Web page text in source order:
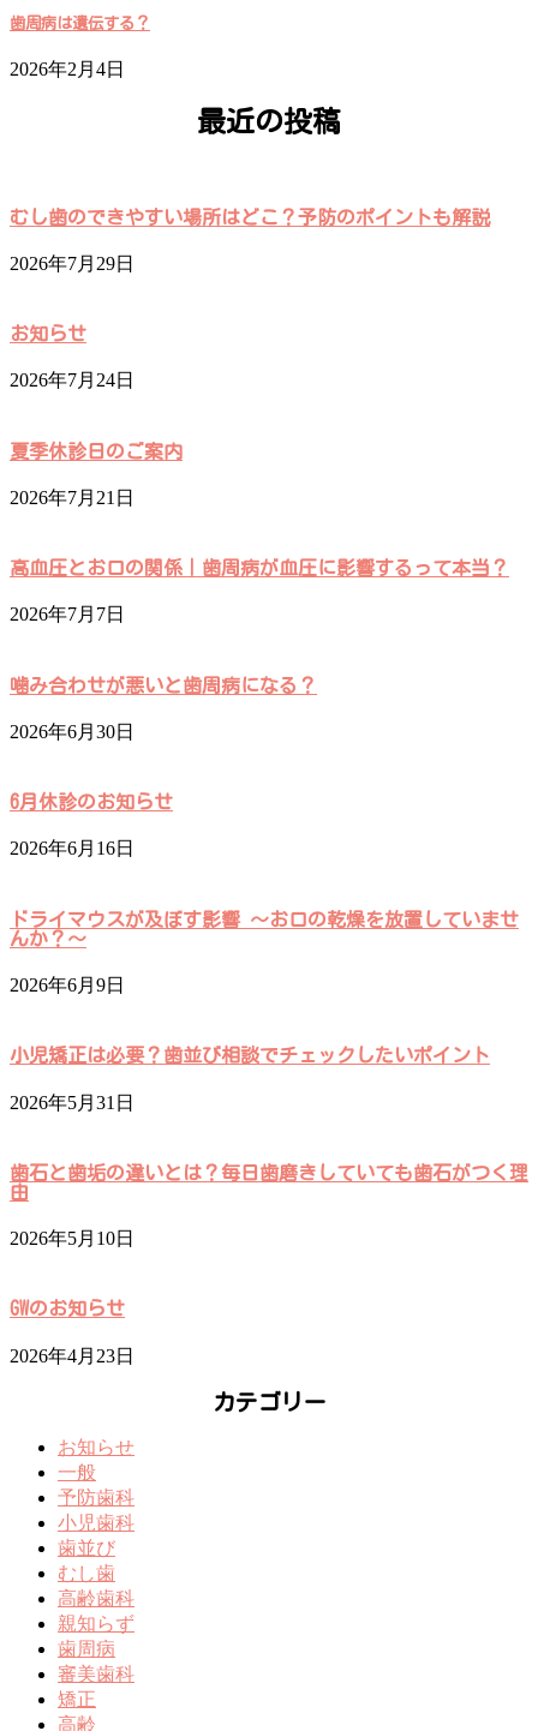
歯周病は遺伝する？
2026年2月4日
最近の投稿
むし歯のできやすい場所はどこ？予防のポイントも解説
2026年7月29日
お知らせ
2026年7月24日
夏季休診日のご案内
2026年7月21日
高血圧とお口の関係｜歯周病が血圧に影響するって本当？
2026年7月7日
噛み合わせが悪いと歯周病になる？
2026年6月30日
6月休診のお知らせ
2026年6月16日
ドライマウスが及ぼす影響 ～お口の乾燥を放置していませ
んか？～
2026年6月9日
小児矯正は必要？歯並び相談でチェックしたいポイント
2026年5月31日
歯石と歯垢の違いとは？毎日歯磨きしていても歯石がつく理
由
2026年5月10日
GWのお知らせ
2026年4月23日
カテゴリー
お知らせ
一般
予防歯科
小児歯科
歯並び
むし歯
高齢歯科
親知らず
歯周病
審美歯科
矯正
高齢